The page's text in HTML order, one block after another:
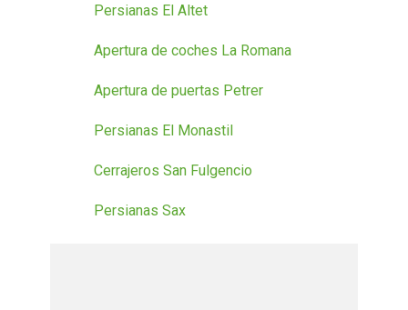
Persianas El Altet
Apertura de coches La Romana
Apertura de puertas Petrer
Persianas El Monastil
Cerrajeros San Fulgencio
Persianas Sax